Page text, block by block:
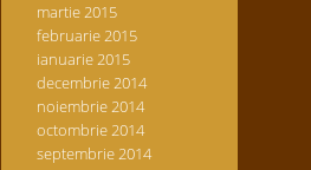
martie 2015
februarie 2015
ianuarie 2015
decembrie 2014
noiembrie 2014
octombrie 2014
septembrie 2014